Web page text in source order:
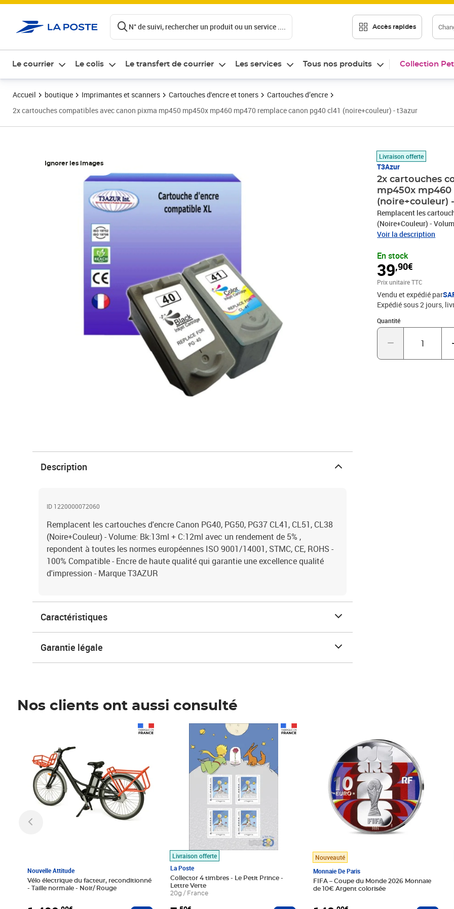
N° de suivi, rechercher un produit ou un service .... Accès rapides
Le courrier Le colis Le transfert de courrier Les services Tous nos produits Collection
Accueil boutique Imprimantes et scanners Cartouches d'encre et toners
Cartouches d’encre
2x cartouches compatibles avec canon pixma mp450 mp450x mp460 mp470 remplace canon pg40 cl41 (noire+couleur) - t3azur
Ignorer les images
Livraison offerte
T3Azur
2x cartouches
mp450x mp460
(noire+couleur)
Remplacent les cartouches d'encre Canon
(Noire+Couleur) -
toutes les normes
T3AZUR
Voir la description
En stock
39,90€
Prix 39,90€
Prix unitaire TTC
Vendu et expédié par
Expédié sous 2 jours
Quantité
Quantité : 1
Description
ID 1220000072060
Remplacent les cartouches d'encre Canon PG40, PG50, PG37 CL41, CL51, CL38
(Noire+Couleur) - Volume: Bk:13ml + C:12ml avec un rendement de 5% ,
repondent à toutes les normes européennes ISO 9001/14001, STMC, CE, ROHS -
100% Compatible - Encre de haute qualité qui garantie une excellence qualité
d'impression - Marque T3AZUR
Caractéristiques
Garantie légale
Nos clients ont aussi consulté
Nouvelle Attitude
Vélo électrique du facteur, reconditionné
- Taille normale - Noir/ Rouge
Livraison offerte
La Poste
Collector 4 timbres - Le Petit Prince -
Lettre Verte
20g / France
Prix 7,50€
Nouveauté
Monnaie De Paris
FIFA – Coupe du Monde 2026 Monnaie
de 10€ Argent colorisée